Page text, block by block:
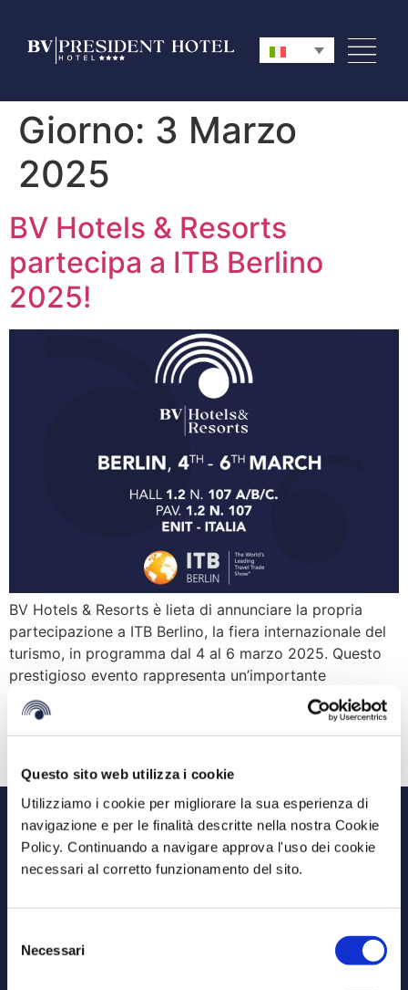
Questo sito web utilizza i cookie
Utilizziamo i cookie per migliorare la sua esperienza di
navigazione e per le finalità descritte nella nostra Cookie
Policy. Continuando a navigare approva l'uso dei cookie
necessari al corretto funzionamento del sito.
delNecessari
Giorno: 3 Marzo
2025
BV Hotels & Resorts
partecipa a ITB Berlino
2025!
BV Hotels & Resorts è lieta di annunciare la propria
partecipazione a ITB Berlino, la fiera internazionale del
turismo, in programma dal 4 al 6 marzo 2025. Questo
prestigioso evento rappresenta un’importante
occasione per incontrare partner, operatori e
professionisti del settore, condividendo le ultime novità
e prospettive nel mondo dell’ospitalità. Dove trovarci Il
BV President Hotel Cosenza